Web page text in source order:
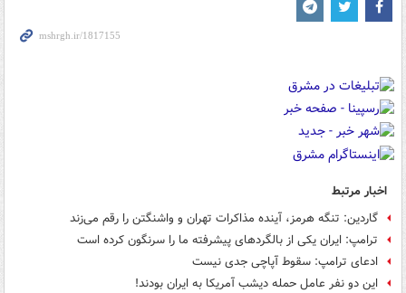
اخبار مرتبط
گاردین: تنگه هرمز، آینده مذاکرات تهران و واشنگتن را رقم می‌زند
ترامپ: ایران یکی از بالگردهای پیشرفته ما را سرنگون کرده است
ادعای ترامپ: سقوط آپاچی جدی نیست
این دو نفر عامل حمله دیشب آمریکا به ایران بودند!